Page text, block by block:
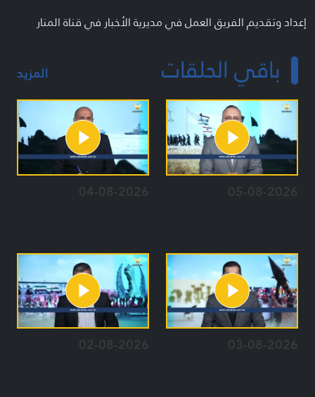
إعداد وتقديم الفريق العمل في مديرية الأخبار في قناة المنار
باقي الحلقات المزيد
05-08-2026
04-08-2026
03-08-2026
02-08-2026